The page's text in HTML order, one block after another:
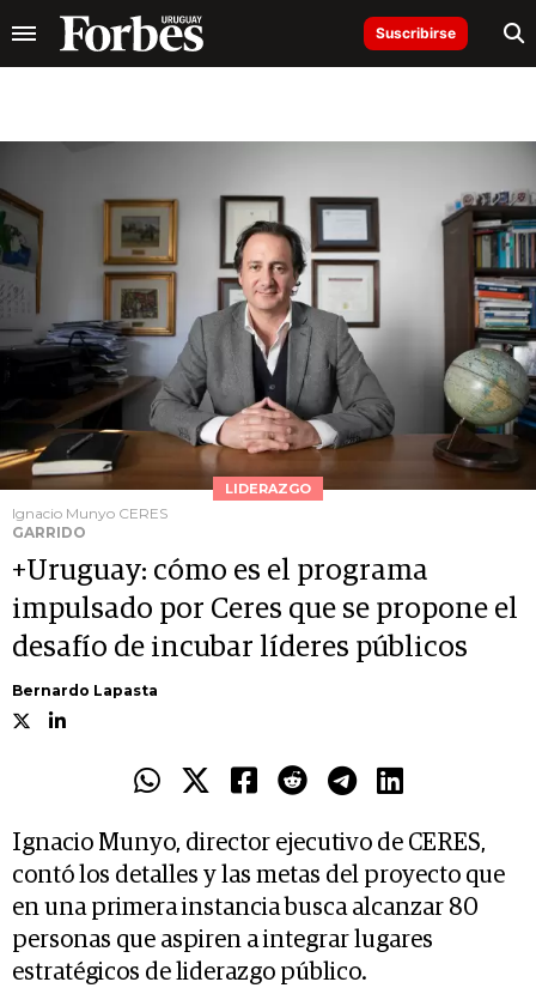
Suscribirse
LIDERAZGO
Ignacio Munyo CERES
GARRIDO
+Uruguay: cómo es el programa
impulsado por Ceres que se propone el
desafío de incubar líderes públicos
Bernardo Lapasta
Ignacio Munyo, director ejecutivo de CERES,
contó los detalles y las metas del proyecto que
en una primera instancia busca alcanzar 80
personas que aspiren a integrar lugares
estratégicos de liderazgo público.